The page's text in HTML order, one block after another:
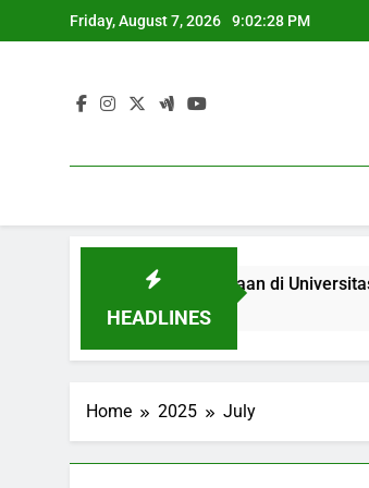
to
Friday, August 7, 2026 9:02:28 PM
HEADLINES
Perwakilan Kebudayaan di Universitas
Home 2025 July